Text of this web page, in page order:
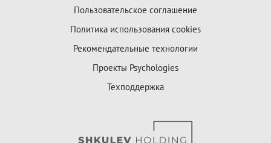
Пользовательское соглашение
Политика использования cookies
Рекомендательные технологии
Проекты Psychologies
Техподдержка